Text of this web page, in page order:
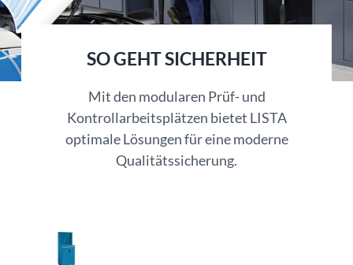
SO GEHT SICHERHEIT
Mit den modularen Prüf- und
Kontrollarbeitsplätzen bietet LISTA
optimale Lösungen für eine moderne
Qualitätssicherung.